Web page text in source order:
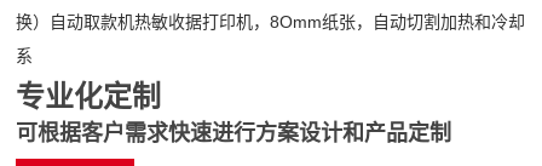
换）自动取款机热敏收据打印机，8Omm纸张，自动切割加热和冷却
系
专业化定制
可根据客户需求快速进行方案设计和产品定制